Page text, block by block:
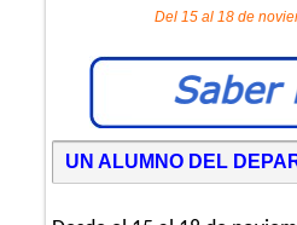
Del 15 al 18 de
UN ALUMNO DEL